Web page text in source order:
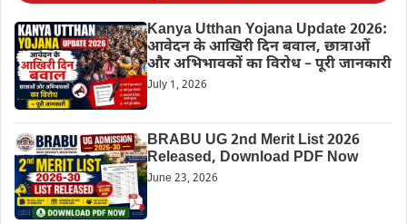
Kanya Utthan Yojana Update 2026:
आवेदन के आखिरी दिन बवाल, छात्राओं
और अभिभावकों का विरोध – पूरी जानकारी
July 1, 2026
BRABU UG 2nd Merit List 2026
Released, Download PDF Now
June 23, 2026